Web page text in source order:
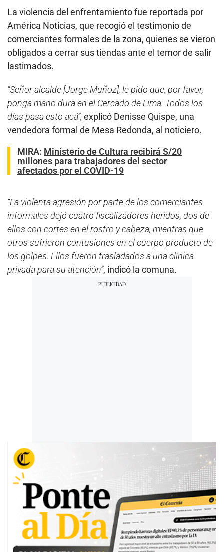
La violencia del enfrentamiento fue reportada por
América Noticias, que recogió el testimonio de
comerciantes formales de la zona, quienes se vieron
obligados a cerrar sus tiendas ante el temor de salir
lastimados.
“Señor alcalde [Jorge Muñoz], le pido que, por favor,
ponga mano dura en el Cercado de Lima. Todos los
días pasa esto acá”, explicó Denisse Quispe, una
vendedora formal de Mesa Redonda, al noticiero.
MIRA: Ministerio de Cultura recibirá S/20
millones para trabajadores del sector
afectados por el COVID-19
“La violenta agresión por parte de los comerciantes
informales dejó cuatro fiscalizadores heridos, dos de
ellos con cortes en el rostro y cabeza, mientras que
otros sufrieron contusiones en el cuerpo producto de
los golpes. Ellos fueron trasladados a una clínica
privada para su atención”, indicó la comuna.